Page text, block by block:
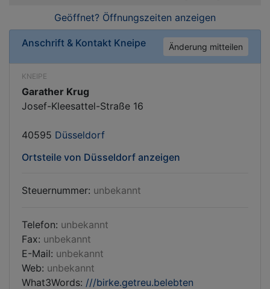
Geöffnet? Öffnungszeiten anzeigen
Anschrift & Kontakt Kneipe Änderung mitteilen
KNEIPE
Garather Krug
Josef-Kleesattel-Straße 16
40595 Düsseldorf
Ortsteile von Düsseldorf anzeigen
Steuernummer: unbekannt
Telefon: unbekannt
Fax: unbekannt
E-Mail: unbekannt
Web: unbekannt
What3Words: ///birke.getreu.belebten